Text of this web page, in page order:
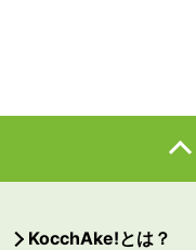
KocchAke!とは？